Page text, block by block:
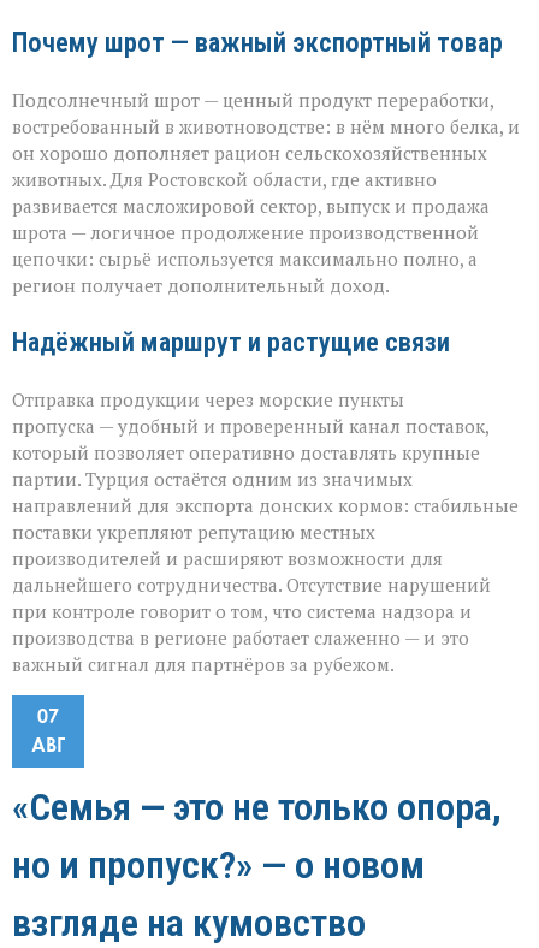
Почему шрот — важный экспортный товар
Подсолнечный шрот — ценный продукт переработки,
востребованный в животноводстве: в нём много белка, и
он хорошо дополняет рацион сельскохозяйственных
животных. Для Ростовской области, где активно
развивается масложировой сектор, выпуск и продажа
шрота — логичное продолжение производственной
цепочки: сырьё используется максимально полно, а
регион получает дополнительный доход.
Надёжный маршрут и растущие связи
Отправка продукции через морские пункты
пропуска — удобный и проверенный канал поставок,
который позволяет оперативно доставлять крупные
партии. Турция остаётся одним из значимых
направлений для экспорта донских кормов: стабильные
поставки укрепляют репутацию местных
производителей и расширяют возможности для
дальнейшего сотрудничества. Отсутствие нарушений
при контроле говорит о том, что система надзора и
производства в регионе работает слаженно — и это
важный сигнал для партнёров за рубежом.
07
АВГ
«Семья — это не только опора,
но и пропуск?» — о новом
взгляде на кумовство